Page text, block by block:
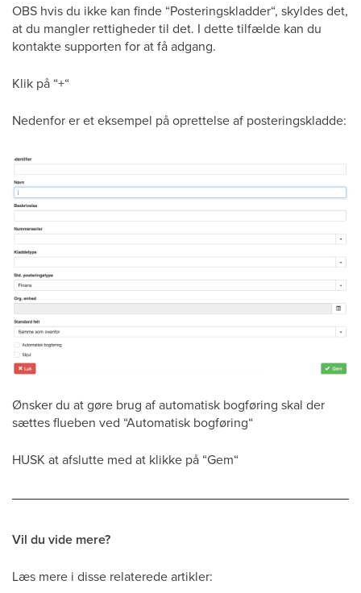
OBS hvis du ikke kan finde “Posteringskladder“, skyldes det,
at du mangler rettigheder til det. I dette tilfælde kan du
kontakte supporten for at få adgang.
Klik på “+“
Nedenfor er et eksempel på oprettelse af posteringskladde:
Ønsker du at gøre brug af automatisk bogføring skal der
sættes flueben ved “Automatisk bogføring“
HUSK at afslutte med at klikke på “Gem“
Vil du vide mere?
Læs mere i disse relaterede artikler: